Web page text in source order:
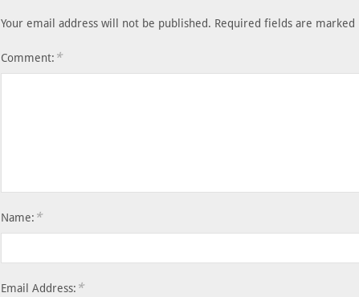
Your email address will not be published. Required fields are marked
Comment: *
Name: *
Email Address: *